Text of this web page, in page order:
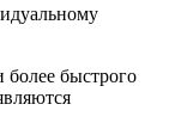
быстрого